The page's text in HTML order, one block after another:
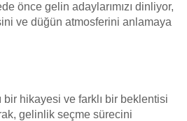
önce gelin adaylarımızı dinliyor,
ve düğün atmosferini anlamaya
bir hikayesi ve farklı bir beklentisi
gelinlik seçme sürecini